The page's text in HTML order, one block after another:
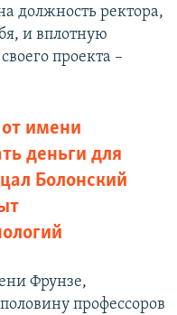
должность ректора,
и вплотную
проекта –
имени
деньги для
Болонский
Фрунзе,
профессоров